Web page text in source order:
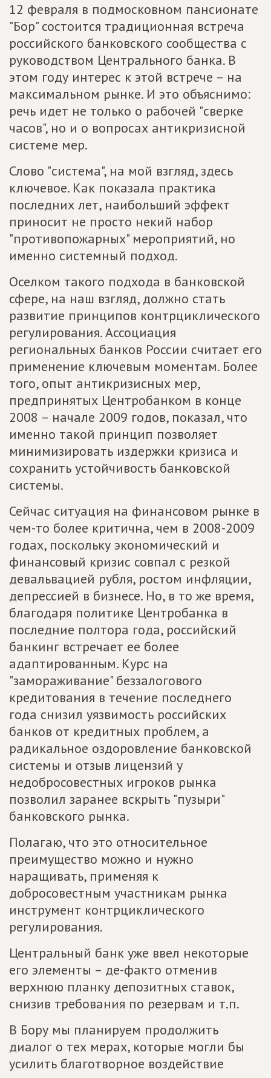
12 февраля в подмосковном пансионате
"Бор" состоится традиционная встреча
российского банковского сообщества с
руководством Центрального банка. В
этом году интерес к этой встрече – на
максимальном рынке. И это объяснимо:
речь идет не только о рабочей "сверке
часов", но и о вопросах антикризисной
системе мер.
Слово "система", на мой взгляд, здесь
ключевое. Как показала практика
последних лет, наибольший эффект
приносит не просто некий набор
"противопожарных" мероприятий, но
именно системный подход.
Оселком такого подхода в банковской
сфере, на наш взгляд, должно стать
развитие принципов контрциклического
регулирования. Ассоциация
региональных банков России считает его
применение ключевым моментам. Более
того, опыт антикризисных мер,
предпринятых Центробанком в конце
2008 – начале 2009 годов, показал, что
именно такой принцип позволяет
минимизировать издержки кризиса и
сохранить устойчивость банковской
системы.
Сейчас ситуация на финансовом рынке в
чем-то более критична, чем в 2008-2009
годах, поскольку экономический и
финансовый кризис совпал с резкой
девальвацией рубля, ростом инфляции,
депрессией в бизнесе. Но, в то же время,
благодаря политике Центробанка в
последние полтора года, российский
банкинг встречает ее более
адаптированным. Курс на
"замораживание" беззалогового
кредитования в течение последнего
года снизил уязвимость российских
банков от кредитных проблем, а
радикальное оздоровление банковской
системы и отзыв лицензий у
недобросовестных игроков рынка
позволил заранее вскрыть "пузыри"
банковского рынка.
Полагаю, что это относительное
преимущество можно и нужно
наращивать, применяя к
добросовестным участникам рынка
инструмент контрциклического
регулирования.
Центральный банк уже ввел некоторые
его элементы – де-факто отменив
верхнюю планку депозитных ставок,
снизив требования по резервам и т.п.
В Бору мы планируем продолжить
диалог о тех мерах, которые могли бы
усилить благотворное воздействие